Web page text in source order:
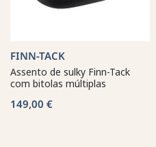
FINN-TACK
Assento de sulky Finn-Tack
com bitolas múltiplas
149,00 €